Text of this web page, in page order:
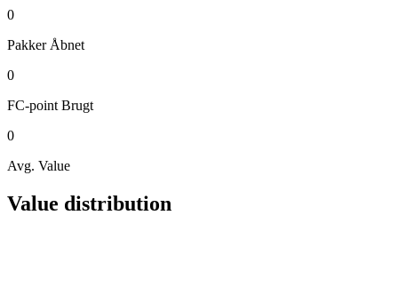
0
Pakker Åbnet
0
FC-point Brugt
0
Avg. Value
Value distribution